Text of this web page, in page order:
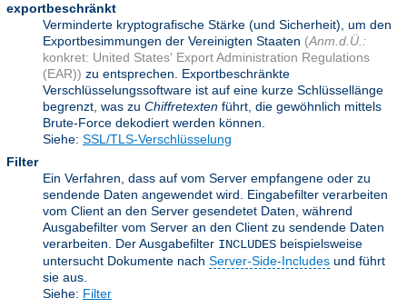
exportbeschränkt
Verminderte kryptografische Stärke (und Sicherheit), um den
Exportbesimmungen der Vereinigten Staaten (Anm.d.Ü.:
konkret: United States' Export Administration Regulations
(EAR)) zu entsprechen. Exportbeschränkte
Verschlüsselungssoftware ist auf eine kurze Schlüssellänge
begrenzt, was zu Chiffretexten führt, die gewöhnlich mittels
Brute-Force dekodiert werden können.
Siehe: SSL/TLS-Verschlüsselung
Filter
Ein Verfahren, dass auf vom Server empfangene oder zu
sendende Daten angewendet wird. Eingabefilter verarbeiten
vom Client an den Server gesendetet Daten, während
Ausgabefilter vom Server an den Client zu sendende Daten
verarbeiten. Der Ausgabefilter INCLUDES beispielsweise
untersucht Dokumente nach Server-Side-Includes und führt
sie aus.
Siehe: Filter